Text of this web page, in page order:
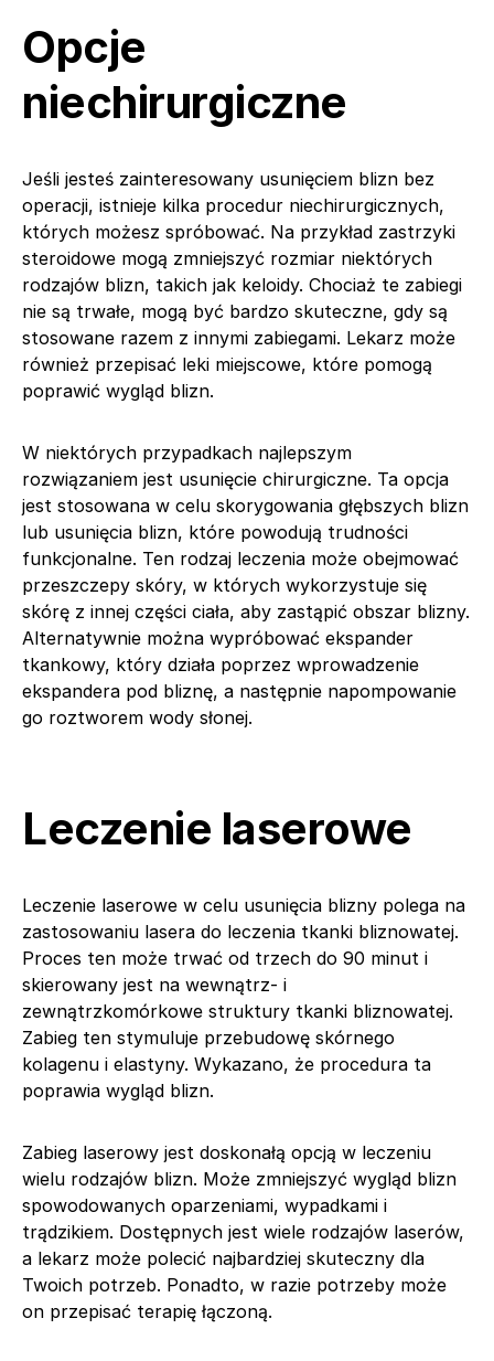
Opcje
niechirurgiczne
Jeśli jesteś zainteresowany usunięciem blizn bez
operacji, istnieje kilka procedur niechirurgicznych,
których możesz spróbować. Na przykład zastrzyki
steroidowe mogą zmniejszyć rozmiar niektórych
rodzajów blizn, takich jak keloidy. Chociaż te zabiegi
nie są trwałe, mogą być bardzo skuteczne, gdy są
stosowane razem z innymi zabiegami. Lekarz może
również przepisać leki miejscowe, które pomogą
poprawić wygląd blizn.
W niektórych przypadkach najlepszym
rozwiązaniem jest usunięcie chirurgiczne. Ta opcja
jest stosowana w celu skorygowania głębszych blizn
lub usunięcia blizn, które powodują trudności
funkcjonalne. Ten rodzaj leczenia może obejmować
przeszczepy skóry, w których wykorzystuje się
skórę z innej części ciała, aby zastąpić obszar blizny.
Alternatywnie można wypróbować ekspander
tkankowy, który działa poprzez wprowadzenie
ekspandera pod bliznę, a następnie napompowanie
go roztworem wody słonej.
Leczenie laserowe
Leczenie laserowe w celu usunięcia blizny polega na
zastosowaniu lasera do leczenia tkanki bliznowatej.
Proces ten może trwać od trzech do 90 minut i
skierowany jest na wewnątrz- i
zewnątrzkomórkowe struktury tkanki bliznowatej.
Zabieg ten stymuluje przebudowę skórnego
kolagenu i elastyny. Wykazano, że procedura ta
poprawia wygląd blizn.
Zabieg laserowy jest doskonałą opcją w leczeniu
wielu rodzajów blizn. Może zmniejszyć wygląd blizn
spowodowanych oparzeniami, wypadkami i
trądzikiem. Dostępnych jest wiele rodzajów laserów,
a lekarz może polecić najbardziej skuteczny dla
Twoich potrzeb. Ponadto, w razie potrzeby może
on przepisać terapię łączoną.